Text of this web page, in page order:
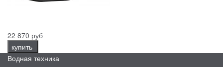
22 870 руб
купить
Водная техника